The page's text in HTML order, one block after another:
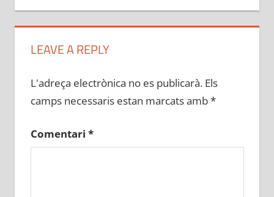
LEAVE A REPLY
L'adreça electrònica no es publicarà. Els
camps necessaris estan marcats amb*
Comentari *